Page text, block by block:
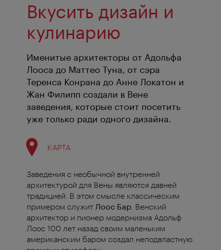
Вкусить дизайн и
кулинарию
Именитые архитекторы от Адольфа
Лооса до Маттео Туна, от сэра
Теренса Конрана до Анне Локатон и
Жан Филипп создали в Вене
заведения, которые стоит посетить
уже только ради одного дизайна.
КАРТА
Заведения с необычной внутренней
архитектурой для Вены являются давней
традицией. В этом смысле классическим
примером служит Лоос Бар . Венский
архитектор и пионер модернизма Адольф
Лоос 100 лет назад своим маленьким
американским баром создал неподвластную